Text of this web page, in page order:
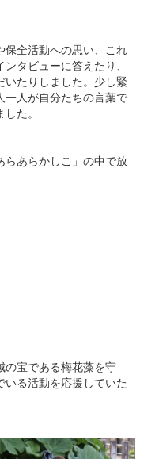
保全活動への思い、これ
タビューに答えたり、
たりしました。少し緊
一人が自分たちの言葉で
た。
らあらかしこ」の中で放
の宝である梅花藻を守
いる活動を応援していた